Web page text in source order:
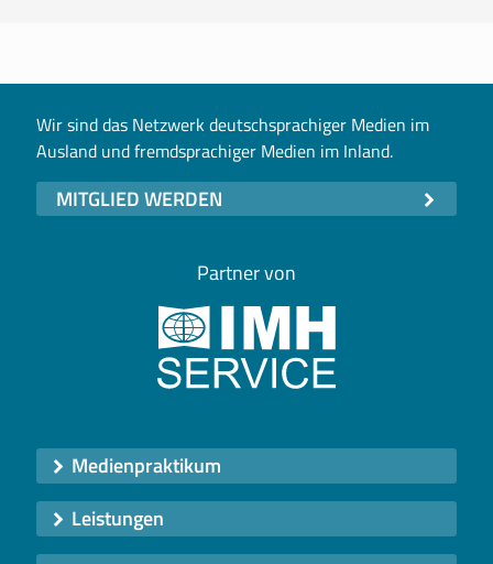
Wir sind das Netzwerk deutschsprachiger Medien im
Ausland und fremdsprachiger Medien im Inland.
MITGLIED WERDEN
Partner von
Medienpraktikum
Leistungen